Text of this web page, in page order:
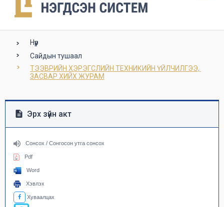
Нүүр
Сайдын тушаал
ТЭЭВРИЙН ХЭРЭГСЛИЙН ТЕХНИКИЙН ҮЙЛЧИЛГЭЭ,
ЗАСВАР ХИЙХ ЖУРАМ
Эрх зүйн акт
Сонсох / Сонгосон утга сонсох
Pdf
Word
Хэвлэх
Хуваалцах